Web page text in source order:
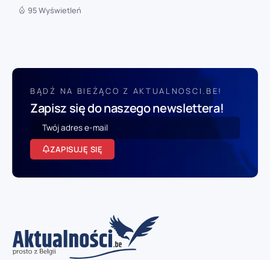
95 Wyświetleń
BĄDŹ NA BIEŻĄCO Z AKTUALNOSCI.BE!
Zapisz się do naszego newslettera!
ZAPISUJĘ SIĘ